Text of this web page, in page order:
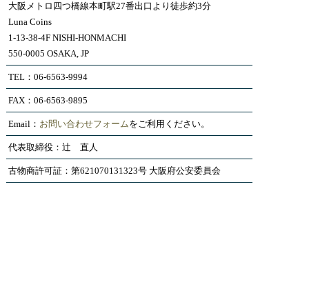
大阪メトロ四つ橋線本町駅27番出口より徒歩約3分
Luna Coins
1-13-38-4F NISHI-HONMACHI
550-0005 OSAKA, JP
TEL：06-6563-9994
FAX：06-6563-9895
Email： お問い合わせフォームをご利用ください。
代表取締役：辻 直人
古物商許可証：第621070131323号 大阪府公安委員会